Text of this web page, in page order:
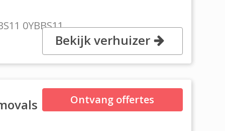
0YBBS11
Bekijk verhuizer
Ontvang offertes